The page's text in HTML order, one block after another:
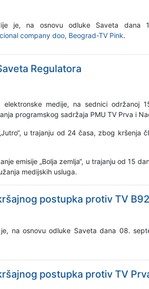
je, na osnovu odluke Saveta
company doo, Beograd-TV Pink.
Regulatora
elektronske medije, na sednici
programskog sadržaja PMU TV Prva i
u trajanju od 24 časa, zbog
emisije „Bolja zemlja“, u trajanju od 15
medijskih usluga.
postupka protiv TV
na osnovu odluke Saveta dana 08.
postupka protiv TV